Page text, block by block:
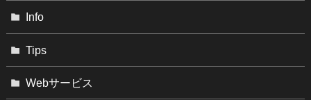
Info
Tips
Webサービス